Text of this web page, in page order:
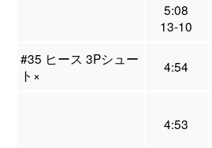
5:08
13-10
#35 ヒース 3Pシュー
ト×
4:54
4:53